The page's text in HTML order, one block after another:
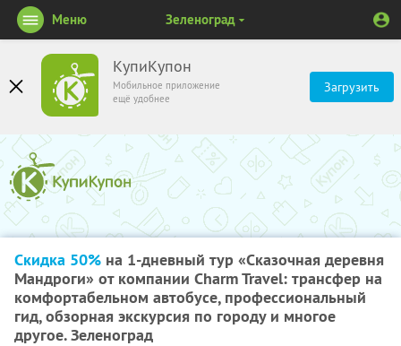
КупиКупон
Мобильное приложение
ещё удобнее
Загрузить
Меню Зеленоград
Скидка 50% на 1-дневный тур «Сказочная деревня
Мандроги» от компании Charm Travel: трансфер на
комфортабельном автобусе, профессиональный
гид, обзорная экскурсия по городу и многое
другое. Зеленоград